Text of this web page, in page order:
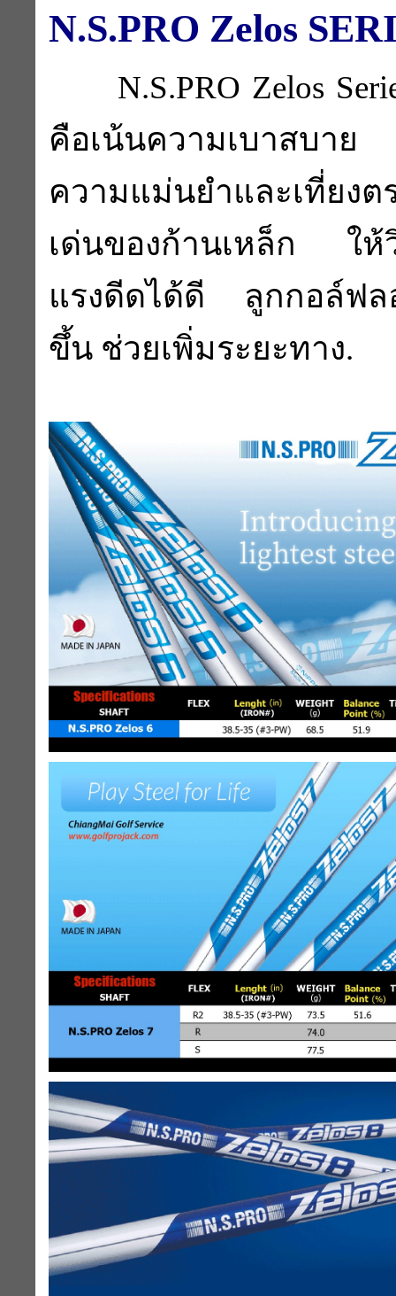
N.S.PRO Zelos
N.S.PRO Zelos
คือเน้นความเบาสบาย
ความแม่นยำและเที่ย
เด่นของก้านเหล็ก ให้
แรงดีดได้ดี ลูกกอล์ฟล
ขึ้น ช่วยเพิ่มระยะทาง.